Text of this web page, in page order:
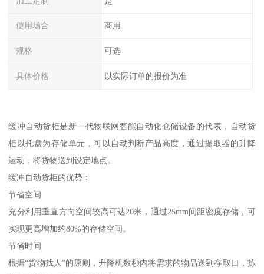
使用场合 商用
规格 可选
具体价格 以实际订单的报价为准
缓冲自动货柜是新一代物联网智能自动化仓储设备的代表，自动货
柜以托盘为存储单元，可以自动判断产品高度，通过提取器的升降
运动，将货物送到设定地点。
缓冲自动货柜的优势：
节省空间
充分利用垂直方向空间较高可达20米，通过25mm间距密度存储，可
实现更高增加约80%的存储空间。
节省时间
根据“货物找人”的原则，升降机数秒内将需求的物品送到存取口，拣